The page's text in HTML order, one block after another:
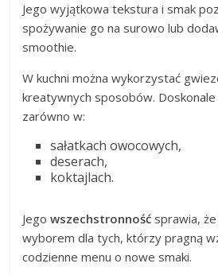
Jego wyjątkowa tekstura i smak
spożywanie go na surowo lub
smoothie.
W kuchni można wykorzystać
kreatywnych sposobów.
zarówno w:
sałatkach owocowych,
deserach,
koktajlach.
Jegowszechstronność sprawia,
wyborem dla tych, którzy pragną
codzienne menu o nowe smaki.